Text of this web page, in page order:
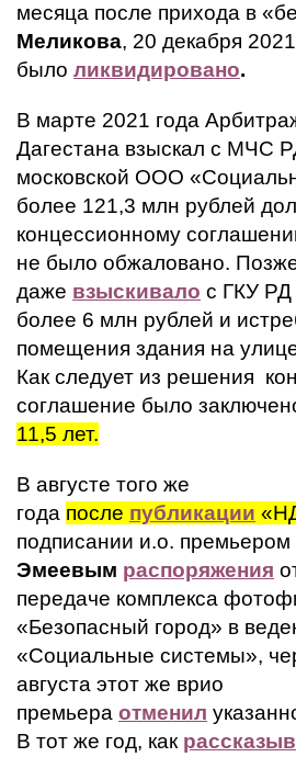
месяца после прихода в
Меликова, 20 декабря
было ликвидировано.
В марте 2021 года
Дагестана взыскал с МЧС
московской ООО
более 121,3 млн рублей
концессионному
не было обжаловано.
даже взыскивало с ГКУ
более 6 млн рублей и
помещения здания на
Как следует из решения
соглашение было
11,5 лет.
В августе того же
года после публикации
подписании и.о. премьером
Эмеевым распоряжения
передаче комплекса
«Безопасный город» в
«Социальные системы»,
августа этот же врио
премьера отменил
В тот же год, как